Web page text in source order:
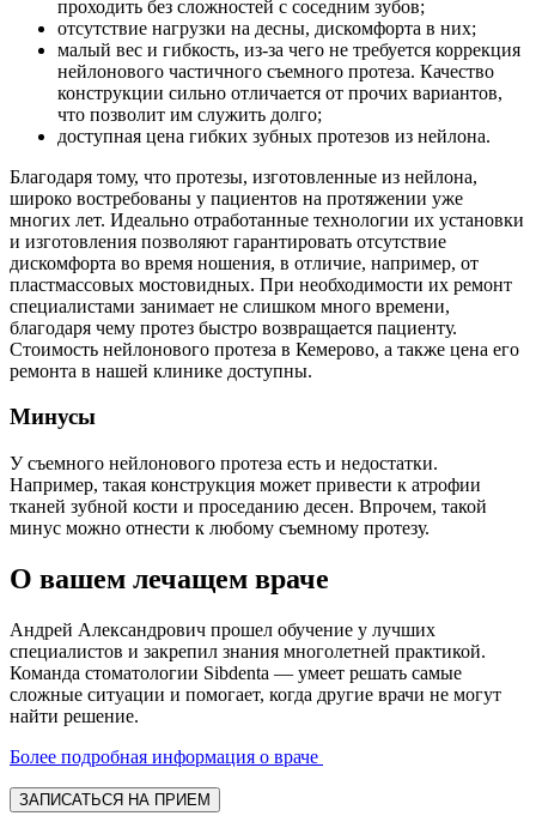
проходить без сложностей с соседним зубов;
отсутствие нагрузки на десны, дискомфорта в них;
малый вес и гибкость, из-за чего не требуется коррекция
нейлонового частичного съемного протеза. Качество
конструкции сильно отличается от прочих вариантов,
что позволит им служить долго;
доступная цена гибких зубных протезов из нейлона.
Благодаря тому, что протезы, изготовленные из нейлона,
широко востребованы у пациентов на протяжении уже
многих лет. Идеально отработанные технологии их установки
и изготовления позволяют гарантировать отсутствие
дискомфорта во время ношения, в отличие, например, от
пластмассовых мостовидных. При необходимости их ремонт
специалистами занимает не слишком много времени,
благодаря чему протез быстро возвращается пациенту.
Стоимость нейлонового протеза в Кемерово, а также цена его
ремонта в нашей клинике доступны.
Минусы
У съемного нейлонового протеза есть и недостатки.
Например, такая конструкция может привести к атрофии
тканей зубной кости и проседанию десен. Впрочем, такой
минус можно отнести к любому съемному протезу.
О вашем лечащем враче
Андрей Александрович прошел обучение у лучших
специалистов и закрепил знания многолетней практикой.
Команда стоматологии Sibdenta — умеет решать самые
сложные ситуации и помогает, когда другие врачи не могут
найти решение.
Более подробная информация о враче
ЗАПИСАТЬСЯ НА ПРИЕМ